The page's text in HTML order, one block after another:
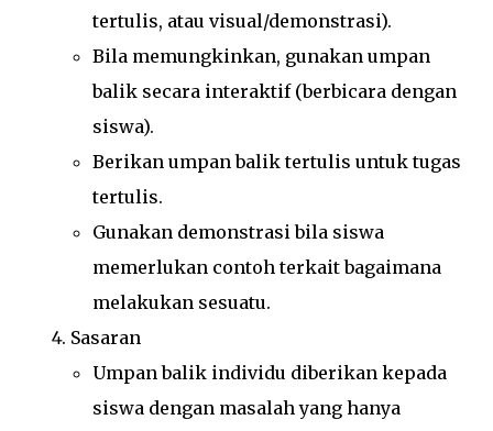
tertulis, atau visual/demonstrasi).
Bila memungkinkan, gunakan umpan
balik secara interaktif (berbicara dengan
siswa).
Berikan umpan balik tertulis untuk tugas
tertulis.
Gunakan demonstrasi bila siswa
memerlukan contoh terkait bagaimana
melakukan sesuatu.
Sasaran
Umpan balik individu diberikan kepada
siswa dengan masalah yang hanya